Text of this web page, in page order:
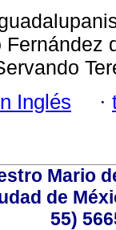
Fernández
Inglés ·
Mario
de
55)